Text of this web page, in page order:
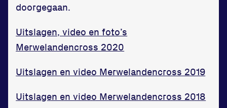
doorgegaan.
Uitslagen, video en foto’s
Merwelandencross 2020
Uitslagen en video Merwelandencross 2019
Uitslagen en video Merwelandencross 2018